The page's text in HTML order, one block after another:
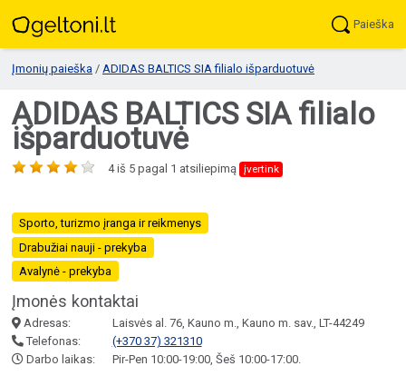
Paieška
Įmonių paieška / ADIDAS BALTICS SIA filialo išparduotuvė
ADIDAS BALTICS SIA filialo
išparduotuvė
4iš 5 pagal 1 atsiliepimą įvertink
Sporto, turizmo įranga ir reikmenys
Drabužiai nauji - prekyba
Avalynė - prekyba
Įmonės kontaktai
Adresas:
Laisvės al. 76, Kauno m., Kauno m. sav., LT-44249
Telefonas:
(+370 37) 321310
Darbo laikas:
Pir-Pen 10:00-19:00, Šeš 10:00-17:00.